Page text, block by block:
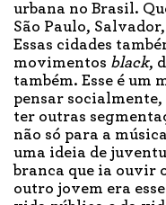
urbana no Brasil.
São Paulo,
Essas cidades
movimentos black,
também. Esse é um
pensar socialmente,
ter outras
não só para a
uma ideia de
branca que ia ouvir
outro jovem era